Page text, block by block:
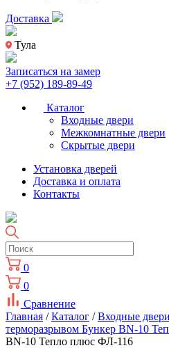
Доставка
Тула
Записаться на замер
+7 (952) 189-89-49
Каталог
Входные двери
Межкомнатные двери
Скрытые двери
Установка дверей
Доставка и оплата
Контакты
0
0
Сравнение
Главная /Каталог /Входные двери
терморазрывом Бункер BN-10
BN-10 Тепло плюс ФЛ-116